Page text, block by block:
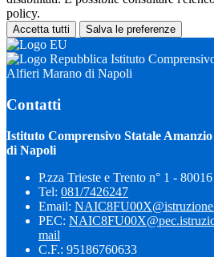
policy.
Accetta tutti Salva le preferenze
Istituto
Alfieri Marano di Napoli
Contatti
Istituto Comprensivo Statale
di Napoli
P.zza Trieste e Trento n° 1 -
Tel: 081/7426247
Email:
PEC:
mail
C.F.: 95186760633